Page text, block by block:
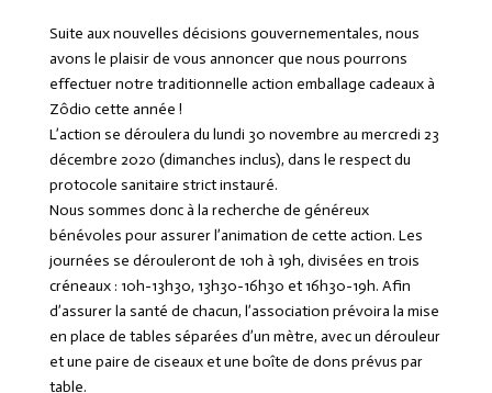
Suite aux nouvelles décisions gouvernementales, nous
avons le plaisir de vous annoncer que nous pourrons
effectuer notre traditionnelle action emballage cadeaux à
Zôdio cette année !
L’action se déroulera du lundi 30 novembre au mercredi 23
décembre 2020 (dimanches inclus), dans le respect du
protocole sanitaire strict instauré.
Nous sommes donc à la recherche de généreux
bénévoles pour assurer l’animation de cette action. Les
journées se dérouleront de 10h à 19h, divisées en trois
créneaux : 10h-13h30, 13h30-16h30 et 16h30-19h. Afin
d’assurer la santé de chacun, l’association prévoira la mise
en place de tables séparées d’un mètre, avec un dérouleur
et une paire de ciseaux et une boîte de dons prévus par
table.